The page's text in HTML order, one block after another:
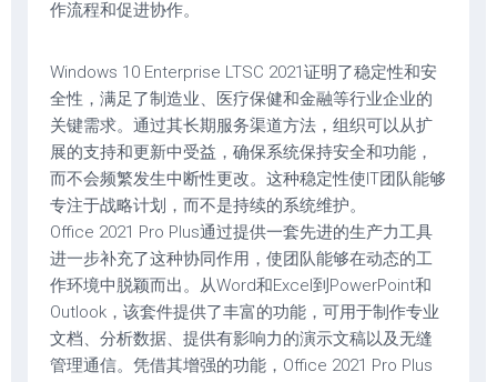
作流程和促进协作。
Windows 10 Enterprise LTSC 2021证明了稳定性和安
全性，满足了制造业、医疗保健和金融等行业企业的
关键需求。通过其长期服务渠道方法，组织可以从扩
展的支持和更新中受益，确保系统保持安全和功能，
而不会频繁发生中断性更改。这种稳定性使IT团队能够
专注于战略计划，而不是持续的系统维护。
Office 2021 Pro Plus通过提供一套先进的生产力工具
进一步补充了这种协同作用，使团队能够在动态的工
作环境中脱颖而出。从Word和Excel到PowerPoint和
Outlook，该套件提供了丰富的功能，可用于制作专业
文档、分析数据、提供有影响力的演示文稿以及无缝
管理通信。凭借其增强的功能，Office 2021 Pro Plus